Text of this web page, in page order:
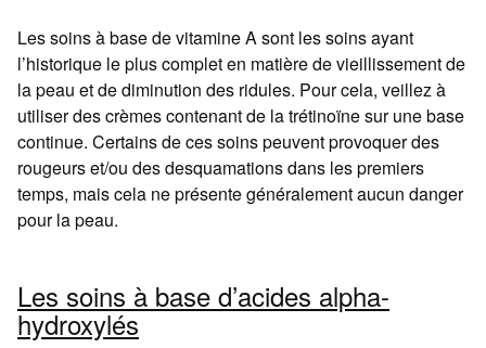
Les soins à base de vitamine A sont les soins ayant
l’historique le plus complet en matière de vieillissement de
la peau et de diminution des ridules. Pour cela, veillez à
utiliser des crèmes contenant de la trétinoïne sur une base
continue. Certains de ces soins peuvent provoquer des
rougeurs et/ou des desquamations dans les premiers
temps, mais cela ne présente généralement aucun danger
pour la peau.
Les soins à base d’acides alpha-
hydroxylés